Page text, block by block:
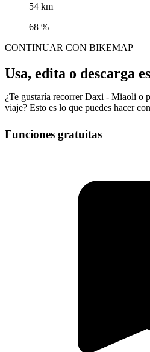
54 km
68 %
CONTINUAR CON BIKEMAP
Usa, edita o descarga
¿Te gustaría recorrer Daxi - Miaoli o
viaje? Esto es lo que puedes hacer
Funciones gratuitas